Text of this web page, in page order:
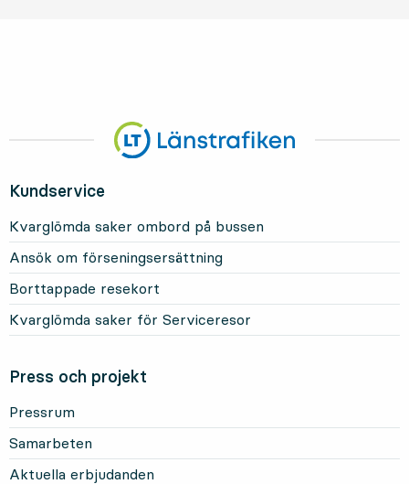
Kundservice
Kvarglömda saker ombord på bussen
Ansök om förseningsersättning
Borttappade resekort
Kvarglömda saker för Serviceresor
Press och projekt
Pressrum
Samarbeten
Aktuella erbjudanden